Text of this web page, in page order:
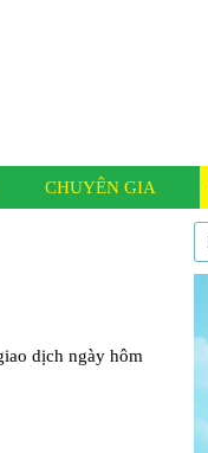
CHUYÊN GIA
dịch ngày hôm